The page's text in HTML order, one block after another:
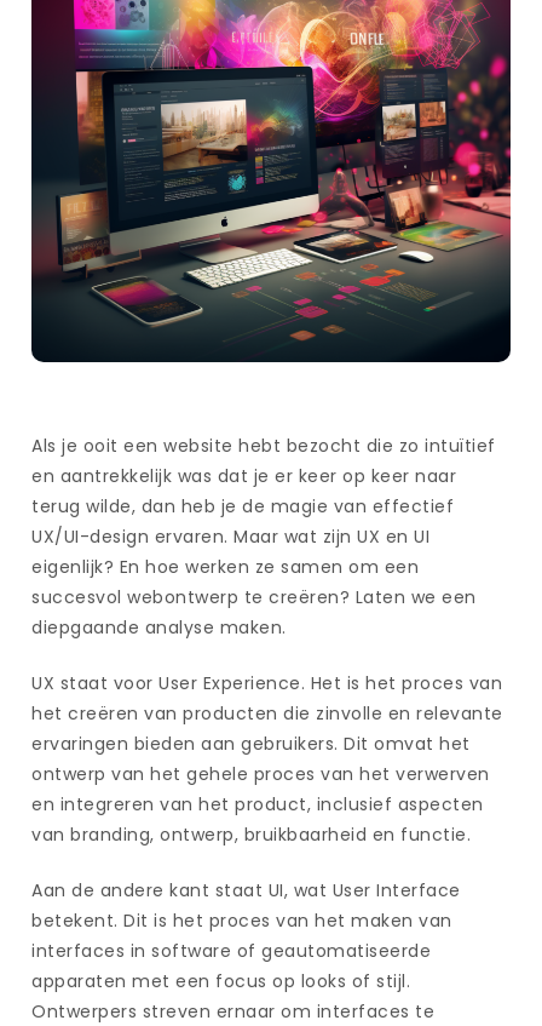
Als je ooit een website hebt bezocht die zo intuïtief
en aantrekkelijk was dat je er keer op keer naar
terug wilde, dan heb je de magie van effectief
UX/UI-design ervaren. Maar wat zijn UX en UI
eigenlijk? En hoe werken ze samen om een
succesvol webontwerp te creëren? Laten we een
diepgaande analyse maken.
UX staat voor User Experience. Het is het proces van
het creëren van producten die zinvolle en relevante
ervaringen bieden aan gebruikers. Dit omvat het
ontwerp van het gehele proces van het verwerven
en integreren van het product, inclusief aspecten
van branding, ontwerp, bruikbaarheid en functie.
Aan de andere kant staat UI, wat User Interface
betekent. Dit is het proces van het maken van
interfaces in software of geautomatiseerde
apparaten met een focus op looks of stijl.
Ontwerpers streven ernaar om interfaces te